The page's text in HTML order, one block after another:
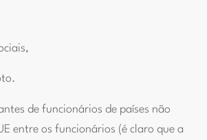
de funcionários de países não
entre os funcionários (é claro que a